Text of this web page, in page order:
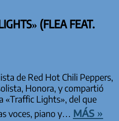
(FLEA FEAT.
de Red Hot Chili Peppers,
Honora, y compartió
«Traffic Lights», del que
voces, piano y… más »